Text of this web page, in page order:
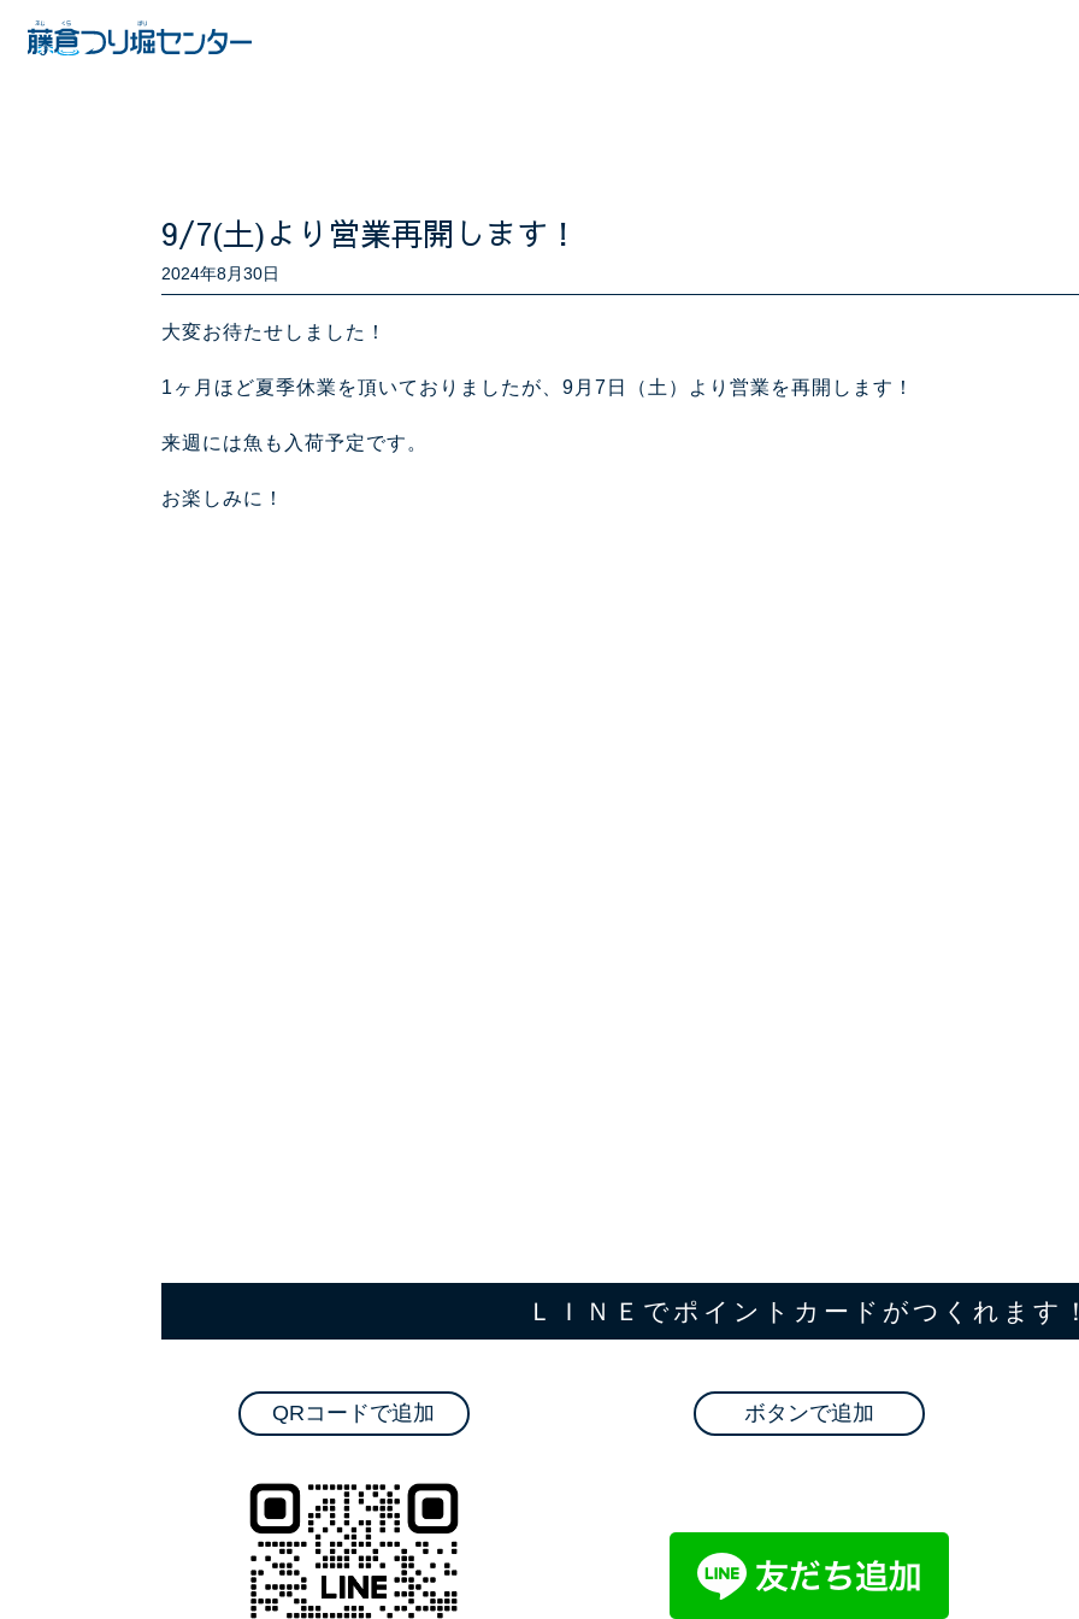
9/7(土)より営業再開します！
2024年8月30日
大変お待たせしました！
1ヶ月ほど夏季休業を頂いておりましたが、9月7日（土）より営業を再開します！
来週には魚も入荷予定です。
お楽しみに！
ＬＩＮＥでポイントカードがつくれます！
QRコードで追加 ボタンで追加